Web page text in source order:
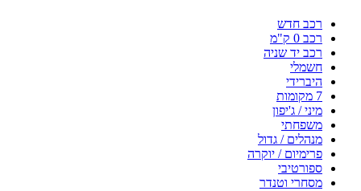
רכב חדש
רכב 0 ק"מ
רכב יד שניה
חשמלי
היברידי
7 מקומות
מיני / ג'יפון
משפחתי
מנהלים / גדול
פרימיום / יוקרה
ספורטיבי
מסחרי וטנדר